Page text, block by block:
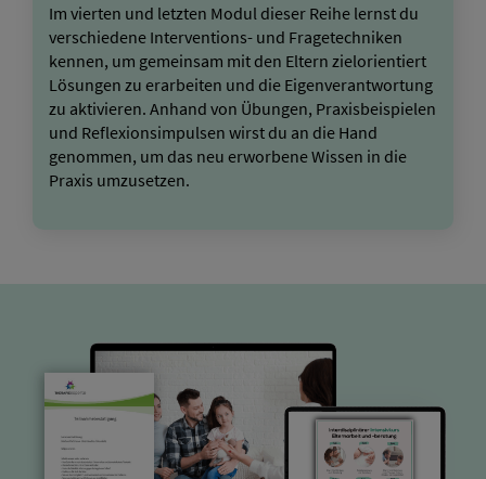
Im vierten und letzten Modul dieser Reihe lernst du
verschiedene Interventions- und Fragetechniken
kennen, um gemeinsam mit den Eltern zielorientiert
Lösungen zu erarbeiten und die Eigenverantwortung
zu aktivieren. Anhand von Übungen, Praxisbeispielen
und Reflexionsimpulsen wirst du an die Hand
genommen, um das neu erworbene Wissen in die
Praxis umzusetzen.